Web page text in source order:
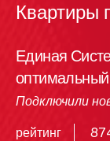
Квартиры
Единая
оптимальный
Подключили
рейтинг